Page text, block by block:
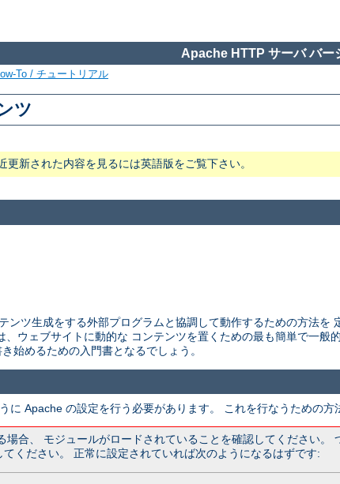
Apache HTTP サーバ バー
To / チュートリアル
ツ
新された内容を見るには英語版をご覧下さい。
ツ生成をする外部プログラムと協調して動作するための方法を
ウェブサイトに動的な コンテンツを置くための最も簡単で一般
始めるための入門書となるでしょう。
Apache の設定を行う必要があります。 これを行なうための方
合、 モジュールがロードされていることを確認してください。
ください。 正常に設定されていれば次のようになるはずです: